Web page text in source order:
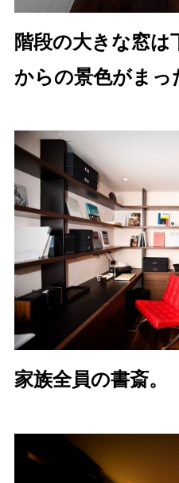
階段の大きな窓は
からの景色がまっ
家族全員の書斎。